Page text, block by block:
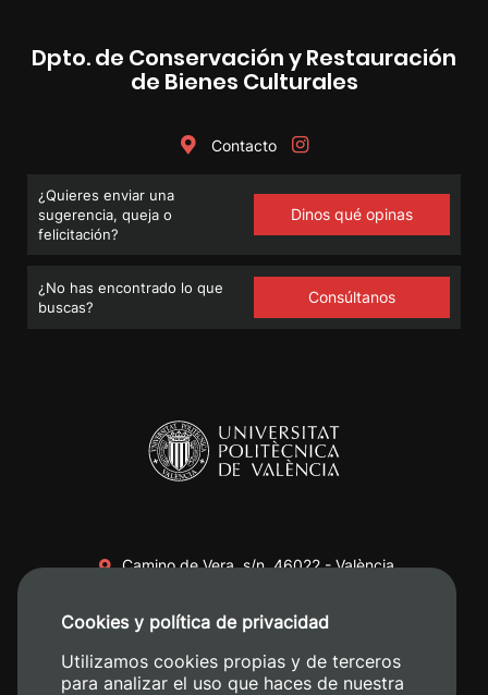
Dpto. de Conservación y Restauración
de Bienes Culturales
Contacto
¿Quieres enviar una
sugerencia, queja o
felicitación?
Dinos qué opinas
¿No has encontrado lo que
buscas?
Consúltanos
Camino de Vera, s/n. 46022 - València
+34 620 04 00 50
Cookies y política de privacidad
Utilizamos cookies propias y de terceros
para analizar el uso que haces de nuestra